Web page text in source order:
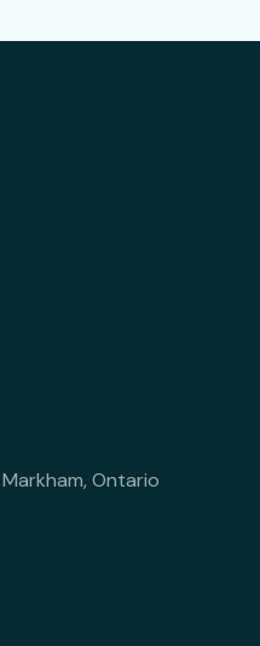
Ontario